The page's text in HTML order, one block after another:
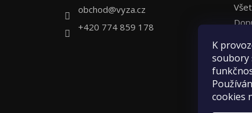
K
soubory
cookies
obchod@vyza.cz
+420 774 859 178
Ako